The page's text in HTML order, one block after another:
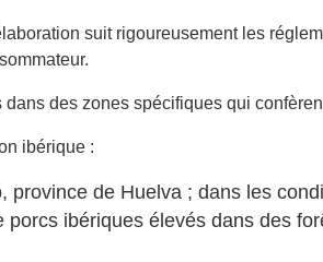
suit rigoureusement les
des zones spécifiques qui
ibérique :
de Huelva ; dans les
ibériques élevés dans des